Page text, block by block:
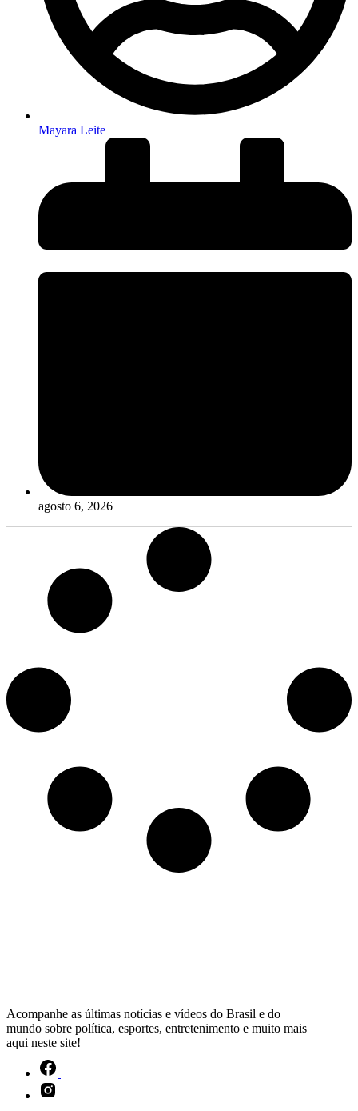
Mayara Leite
agosto 6, 2026
Acompanhe as últimas notícias e vídeos do Brasil e do
mundo sobre política, esportes, entretenimento e muito mais
aqui neste site!